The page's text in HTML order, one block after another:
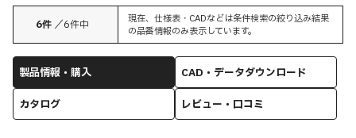
6件 ／6件中
現在、仕様表・CADなどは条件検索の絞り込み結果
の品番情報のみ表示しています。
製品情報・購入
CAD・データダウンロード
カタログ
レビュー・口コミ